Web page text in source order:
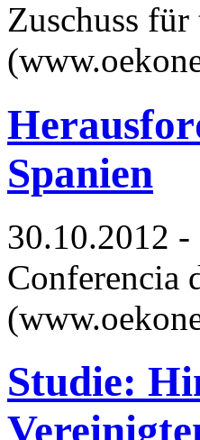
Zuschuss
Spanien
30.10.2012 -
Conferencia
Studie: